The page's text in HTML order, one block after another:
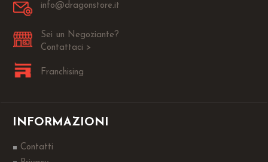
info@dragonstore.it
Sei un Negoziante?
Contattaci >
Franchising
INFORMAZIONI
Contatti